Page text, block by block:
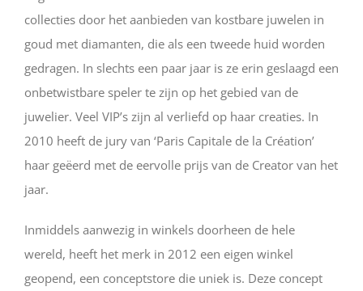
collecties door het aanbieden van kostbare juwelen in
goud met diamanten, die als een tweede huid worden
gedragen. In slechts een paar jaar is ze erin geslaagd een
onbetwistbare speler te zijn op het gebied van de
juwelier. Veel VIP’s zijn al verliefd op haar creaties. In
2010 heeft de jury van ‘Paris Capitale de la Création’
haar geëerd met de eervolle prijs van de Creator van het
jaar.
Inmiddels aanwezig in winkels doorheen de hele
wereld, heeft het merk in 2012 een eigen winkel
geopend, een conceptstore die uniek is. Deze concept